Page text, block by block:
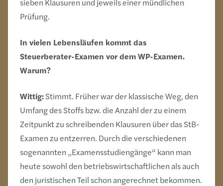
Prüfung.
In vielen Lebensläufen kommt das
Steuerberater-Examen vor dem WP-Examen.
Warum?
Wittig:Stimmt. Früher war der klassische Weg, den
Umfang des Stoffs bzw. die Anzahl der zu einem
Zeitpunkt zu schreibenden Klausuren über das StB-
Examen zu entzerren. Durch die verschiedenen
sogenannten „Examens­studien­gänge“ kann man
heute sowohl den betriebswirtschaftlichen als auch
den juristischen Teil schon angerechnet bekommen.